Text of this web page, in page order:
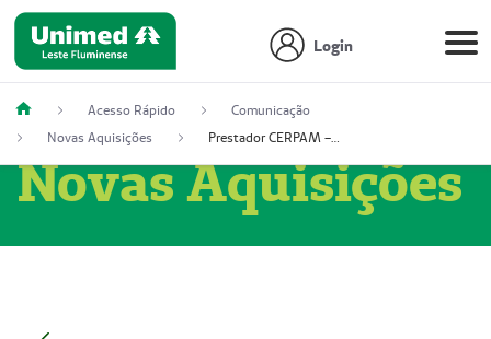
Login
Acesso Rápido
Comunicação
Novas Aquisições
Prestador CERPAM – Centro de Reabilitação S/S Ltda-ME (52004274-8)
Novas Aquisições